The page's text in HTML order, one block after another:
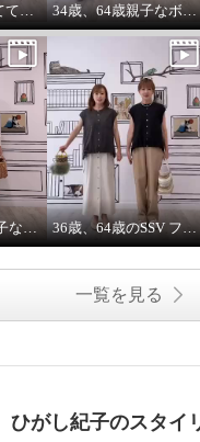
34歳、64歳襟立ててブルゾンを着る えっ？襟立てない？ 34歳、64歳親子なボーダーコーデstyle^_^
36 歳、64歳 親子な年齢差コーデ 36歳、64歳のSSV フレンチスリーブシャツはジレにもなります。
一覧を見る
ひがし紀子のスタイ